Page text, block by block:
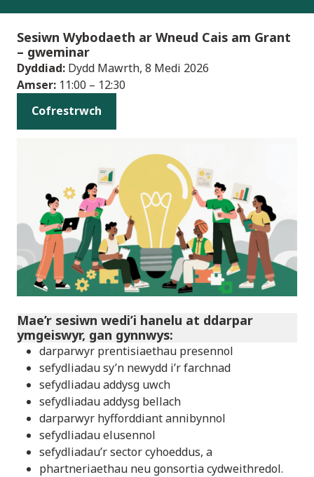
Sesiwn Wybodaeth ar Wneud Cais am Grant
– gweminar
Dyddiad: Dydd Mawrth, 8 Medi 2026
Amser: 11:00 – 12:30
Cofrestrwch
Mae’r sesiwn wedi’i hanelu at ddarpar
ymgeiswyr, gan gynnwys:
darparwyr prentisiaethau presennol
sefydliadau sy’n newydd i’r farchnad
sefydliadau addysg uwch
sefydliadau addysg bellach
darparwyr hyfforddiant annibynnol
sefydliadau elusennol
sefydliadau’r sector cyhoeddus, a
phartneriaethau neu gonsortia cydweithredol.